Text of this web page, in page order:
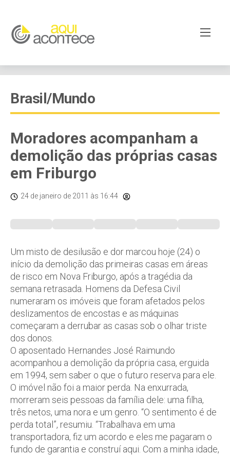
Brasil/Mundo
Moradores acompanham a
demolição das próprias casas
em Friburgo
24 de janeiro de 2011 às 16:44
Um misto de desilusão e dor marcou hoje (24) o
início da demolição das primeiras casas em áreas
de risco em Nova Friburgo, após a tragédia da
semana retrasada. Homens da Defesa Civil
numeraram os imóveis que foram afetados pelos
deslizamentos de encostas e as máquinas
começaram a derrubar as casas sob o olhar triste
dos donos.
O aposentado Hernandes José Raimundo
acompanhou a demolição da própria casa, erguida
em 1994, sem saber o que o futuro reserva para ele.
O imóvel não foi a maior perda. Na enxurrada,
morreram seis pessoas da família dele: uma filha,
três netos, uma nora e um genro. “O sentimento é de
perda total”, resumiu. “Trabalhava em uma
transportadora, fiz um acordo e eles me pagaram o
fundo de garantia e construí aqui. Com a minha idade,